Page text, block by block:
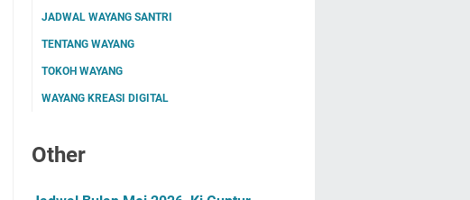
JADWAL WAYANG SANTRI
TENTANG WAYANG
TOKOH WAYANG
WAYANG KREASI DIGITAL
Other